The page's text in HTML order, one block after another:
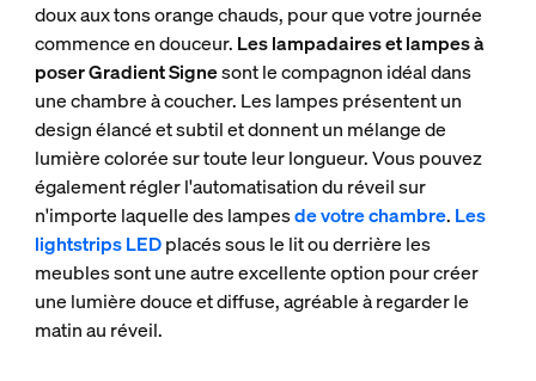
doux aux tons orange chauds, pour que votre journée
commence en douceur. Les lampadaires et lampes à
poser Gradient Signesont le compagnon idéal dans
une chambre à coucher. Les lampes présentent un
design élancé et subtil et donnent un mélange de
lumière colorée sur toute leur longueur. Vous pouvez
également régler l'automatisation du réveil sur
n'importe laquelle des lampesde votre chambre. Les
lightstrips LEDplacés sous le lit ou derrière les
meubles sont une autre excellente option pour créer
une lumière douce et diffuse, agréable à regarder le
matin au réveil.